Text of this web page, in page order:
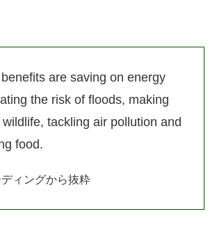
are saving on energy
the risk of floods, making
tackling air pollution and
food.
ィングから抜粋